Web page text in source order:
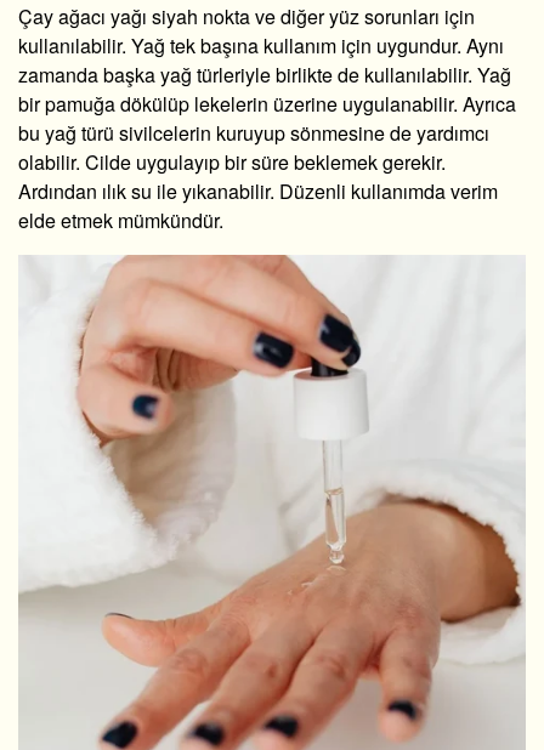
Çay ağacı yağı siyah noktave diğer yüz sorunları için
kullanılabilir. Yağ tek başına kullanım için uygundur. Aynı
zamanda başka yağ türleriyle birlikte de kullanılabilir. Yağ
bir pamuğa dökülüp lekelerin üzerine uygulanabilir. Ayrıca
bu yağ türü sivilcelerin kuruyup sönmesine de yardımcı
olabilir. Cilde uygulayıp bir süre beklemek gerekir.
Ardından ılık su ile yıkanabilir. Düzenli kullanımda verim
elde etmek mümkündür.